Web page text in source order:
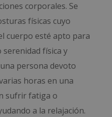
corporales. Se
físicas cuyo
cuerpo esté apto para
serenidad física y
persona devoto
horas en una
sufrir fatiga o
a la relajación.